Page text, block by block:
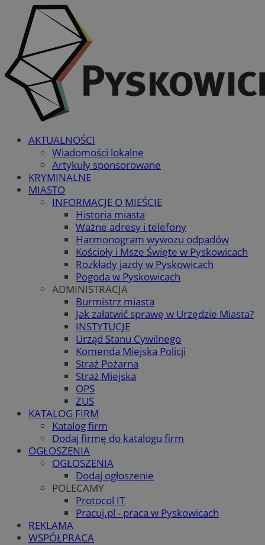
AKTUALNOŚCI
Wiadomości lokalne
Artykuły sponsorowane
KRYMINALNE
MIASTO
INFORMACJE O MIEŚCIE
Historia miasta
Ważne adresy i telefony
Harmonogram wywozu odpadów
Kościoły i Msze Święte w Pyskowicach
Rozkłady jazdy w Pyskowicach
Pogoda w Pyskowicach
ADMINISTRACJA
Burmistrz miasta
Jak załatwić sprawę w Urzędzie Miasta?
INSTYTUCJE
Urząd Stanu Cywilnego
Komenda Miejska Policji
Straż Pożarna
Straż Miejska
OPS
ZUS
KATALOG FIRM
Katalog firm
Dodaj firmę do katalogu firm
OGŁOSZENIA
OGŁOSZENIA
Dodaj ogłoszenie
POLECAMY
Protocol IT
Pracuj.pl - praca w Pyskowicach
REKLAMA
WSPÓŁPRACA